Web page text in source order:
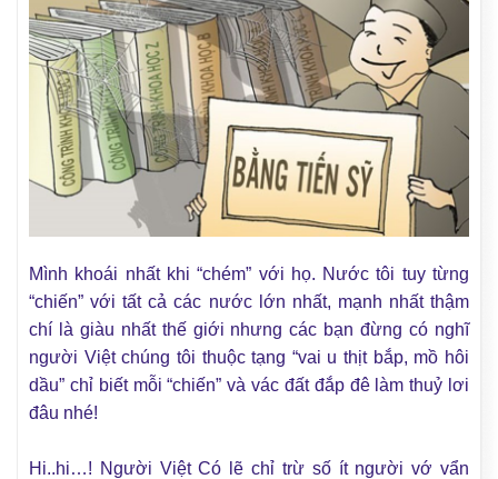
Mình khoái nhất khi “chém” với họ. Nước tôi tuy từng
“chiến” với tất cả các nước lớn nhất, mạnh nhất thậm
chí là giàu nhất thế giới nhưng các bạn đừng có nghĩ
người Việt chúng tôi thuộc tạng “vai u thịt bắp, mồ hôi
dầu” chỉ biết mỗi “chiến” và vác đất đắp đê làm thuỷ lơi
đâu nhé!
Hi..hi…! Người Việt Có lẽ chỉ trừ số ít người vớ vẩn